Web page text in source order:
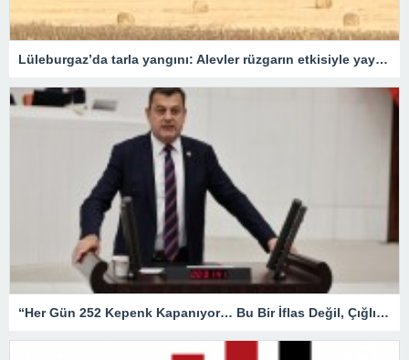
Lüleburgaz’da tarla yangını: Alevler rüzgarın etkisiyle yayıldı
“Her Gün 252 Kepenk Kapanıyor… Bu Bir İflas Değil, Çığlıktır!”